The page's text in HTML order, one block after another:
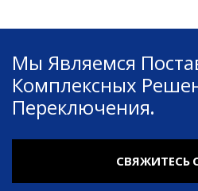
Мы Являемся
Комплексных
Переключения.
СВЯЖИТЕСЬ